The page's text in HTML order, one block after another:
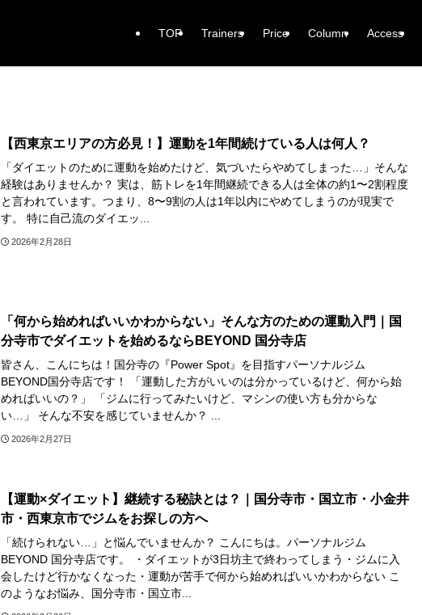
TOP Trainers Price Column Access
【西東京エリアの方必見！】運動を1年間続けている人は何人？
「ダイエットのために運動を始めたけど、気づいたらやめてしまった…」そんな
経験はありませんか？ 実は、筋トレを1年間継続できる人は全体の約1〜2割程度
と言われています。つまり、8〜9割の人は1年以内にやめてしまうのが現実で
す。 特に自己流のダイエッ...
2026年2月28日
「何から始めればいいかわからない」そんな方のための運動入門｜国
分寺市でダイエットを始めるならBEYOND 国分寺店
皆さん、こんにちは！国分寺の『Power Spot』を目指すパーソナルジム
BEYOND国分寺店です！ 「運動した方がいいのは分かっているけど、何から始
めればいいの？」 「ジムに行ってみたいけど、マシンの使い方も分からな
い…」 そんな不安を感じていませんか？ ...
2026年2月27日
【運動×ダイエット】継続する秘訣とは？｜国分寺市・国立市・小金井
市・西東京市でジムをお探しの方へ
「続けられない…」と悩んでいませんか？ こんにちは。パーソナルジム
BEYOND 国分寺店です。 ・ダイエットが3日坊主で終わってしまう・ジムに入
会したけど行かなくなった・運動が苦手で何から始めればいいかわからない こ
のようなお悩み、国分寺市・国立市...